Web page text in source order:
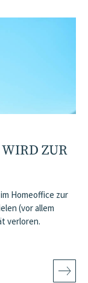
ZUR
Homeoffice zur
(vor allem
verloren.